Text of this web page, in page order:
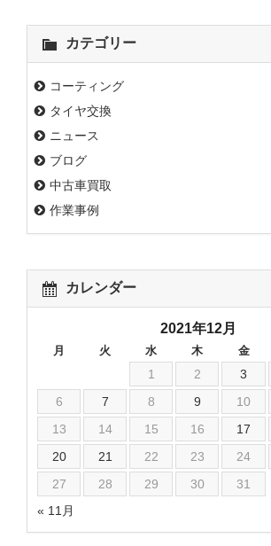
カテゴリー
コーティング
タイヤ交換
ニュース
ブログ
中古車買取
作業事例
カレンダー
2021年12月
月 火 水 木 金
« 11月
1 2 3
6
7 8 9 10
13
14 15 16 17
20
21 22 23 24
27
28 29 30 31